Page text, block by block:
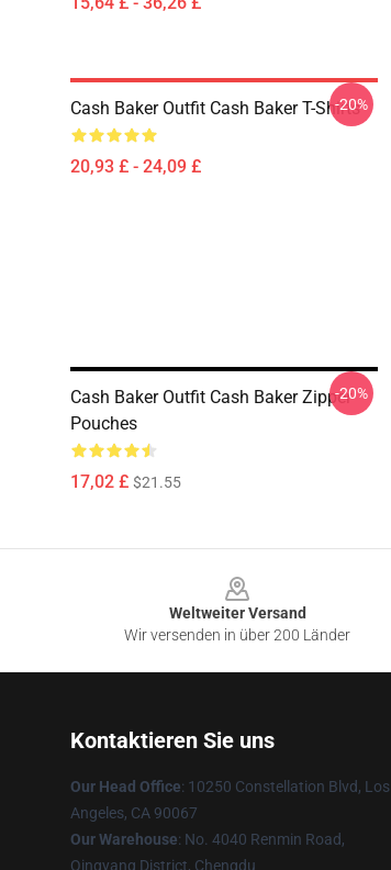
Cash Baker Outfit Cash Baker T-Shirts
20,93 £ - 24,09 £
-20%
Cash Baker Outfit Cash Baker Zipper
Pouches
17,02 £ $21.55
-20%
Weltweiter Versand
Wir versenden in über 200 Länder
Kontaktieren Sie uns
Our Head Office: 10250 Constellation Blvd, Los
Angeles, CA 90067
Our Warehouse: No. 4040 Renmin Road,
Qingyang District, Chengdu